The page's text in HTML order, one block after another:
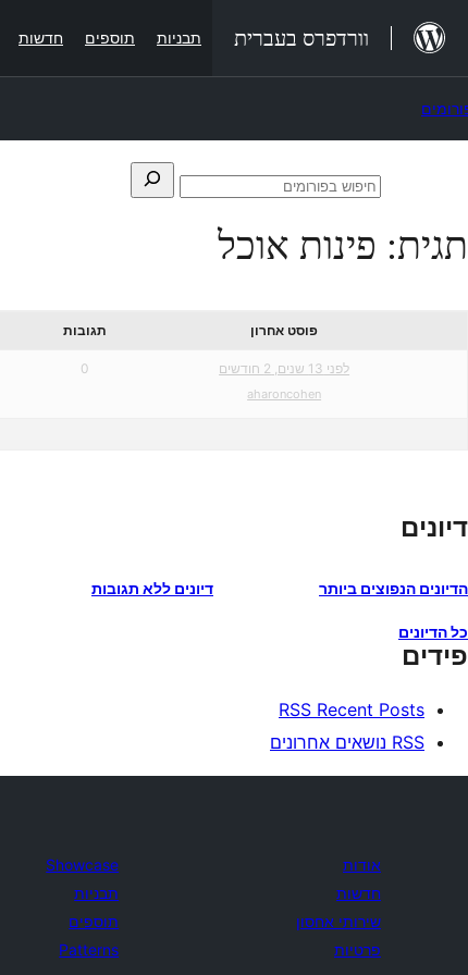
לתוכן
וורדפרס בעברית תבניות תוספים חדשות
חפש
חיפוש
תגית: פינות אוכל
תגובות פוסט אחרון
0 לפני 13 שנים, 2 חודשים
aharoncohen
דיונים
הדיונים הנפוצים ביותר דיונים ללא תגובות
כל הדיונים
פידים
RSS Recent Posts
RSS נושאים אחרונים
אודות
חדשות
שירותי אחסון
פרטיות
Showcase
תבניות
תוספים
Patterns